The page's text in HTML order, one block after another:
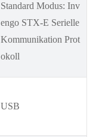
Standard Modus: Inv
engo STX-E Serielle
Kommunikation Prot
okoll
USB